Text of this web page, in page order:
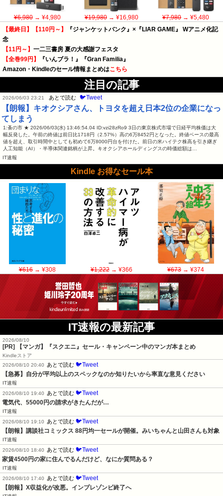
¥6,980→ ¥4,980 ¥19,980→ ¥16,980 ¥7,980→ ¥5,480
【最終日】【110円～】
『ジャンケットバンク』×『LIAR GAME』 Wアニメ化記
念
【11円～】 一二三書房 夏の大感謝フェスタ
【全巻99円】
『いんブラ！』『Gran Familia』
Amazon・Kindleのセール情報まとめはこちら
注目の記事
2026/06/03 23:21 あとで読む 🐦Tweet
【朗報】キオクシアさん、トヨタを超え日本2位の企業になっ
てしまう
1:蚤の市 ★ 2026/06/03(水) 13:46:54.04 ID:vzi28zRo9 3日の東京株式市場で日経平均株価は大
幅反発した。午前の終値は前日比1718円（2.57%）高の6万8452円となった。終値ベースの最高
値を超え、取引時間中としても初めて6万8000円台を付けた。前日の米ハイテク株高を引き継ぎ
人工知能（AI）・半導体関連銘柄が上昇。キオクシアホールディングスの時価総額は…
IT速報
Kindle お得なセール本
¥616→ ¥308 ¥1,222→ ¥366 ¥673→ ¥374
IT速報の最新記事
2026/08/10
[PR] 【マンガ】『スクエニ』セール・キャンペーン中のマンガ本まとめ
Kindleストア
2026/08/10 20:40
あとで読む 🐦Tweet
【急募】自分が平均以上のスペックなのか知りたいから率直な意見ください
IT速報
2026/08/10 19:40
あとで読む 🐦Tweet
電気代、55000円の請求がきたんだが…
IT速報
2026/08/10 19:10
あとで読む 🐦Tweet
【朗報】講談社コミックス 88円均一セールが開催。みいちゃんと山田さんも対象
IT速報
2026/08/10 18:40
あとで読む 🐦Tweet
家賃4500円の家に住んでるんだけど、なにか質問ある？
IT速報
2026/08/10 17:40
あとで読む 🐦Tweet
【朗報】X収益化が改悪。インプレゾンビ終了へ